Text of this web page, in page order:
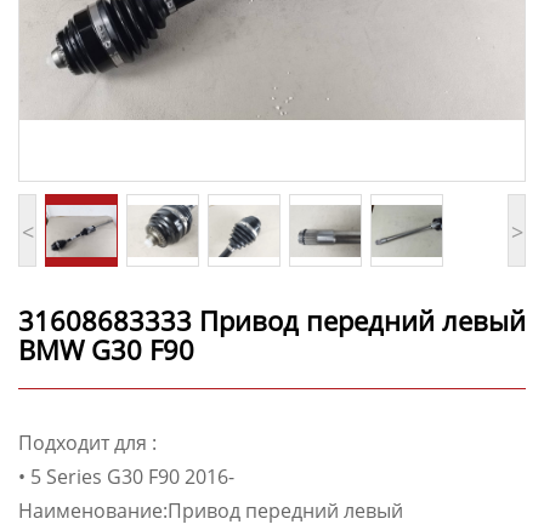
< >
31608683333 Привод передний левый
BMW G30 F90
Подходит для :
• 5 Series G30 F90 2016-
Наименование:Привод передний левый